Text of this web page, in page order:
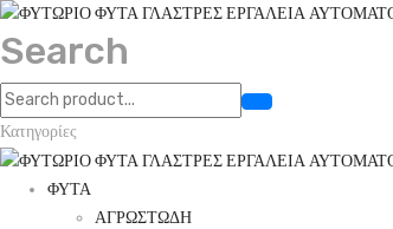
Search
Κατηγορίες
ΦΥΤΑ
ΑΓΡΩΣΤΩΔΗ